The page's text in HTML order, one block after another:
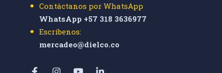
Contáctanos por WhatsApp
WhatsApp +57 318 3636977
Escríbenos:
mercadeo@dielco.co